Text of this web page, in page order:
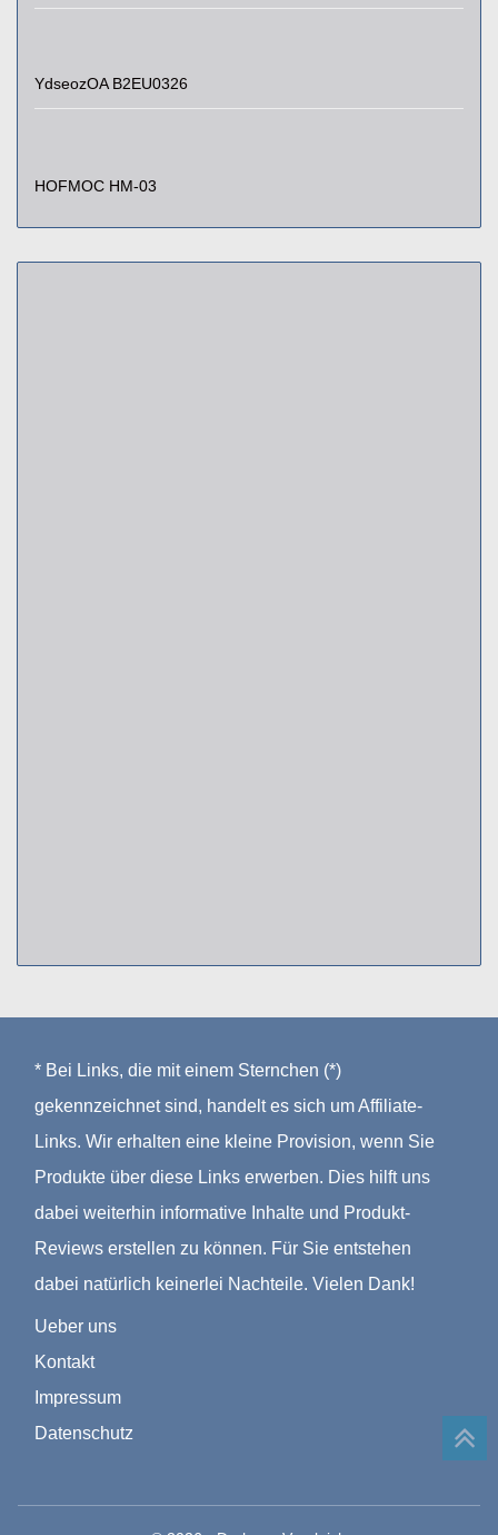
YdseozOA B2EU0326
HOFMOC HM-03
* Bei Links, die mit einem Sternchen (*)
gekennzeichnet sind, handelt es sich um Affiliate-
Links. Wir erhalten eine kleine Provision, wenn Sie
Produkte über diese Links erwerben. Dies hilft uns
dabei weiterhin informative Inhalte und Produkt-
Reviews erstellen zu können. Für Sie entstehen
dabei natürlich keinerlei Nachteile. Vielen Dank!
Ueber uns
Kontakt
Impressum
Datenschutz